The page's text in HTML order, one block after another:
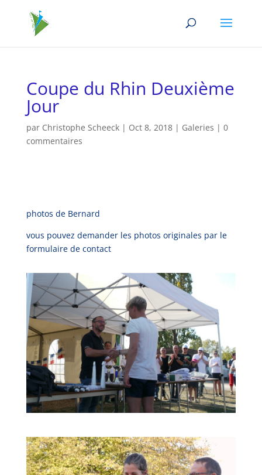
Coupe du Rhin Deuxième
Jour
par Christophe Scheeck| Oct 8, 2018| Galeries | 0
commentaires
photos de Bernard
vous pouvez demander les photos originales par le
formulaire de contact